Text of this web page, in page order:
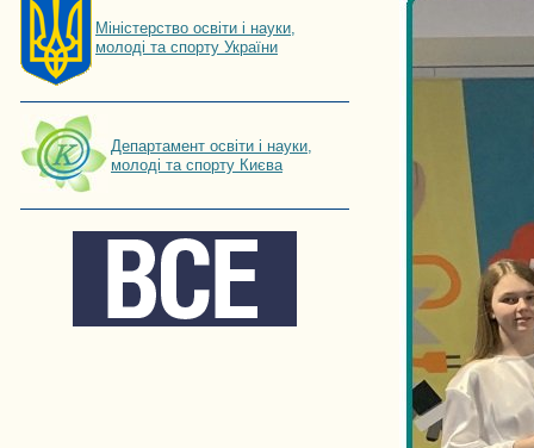
Мiнiстерство освiти і науки,
молоді та спорту України
Департамент освіти і науки,
молоді та спорту Києва